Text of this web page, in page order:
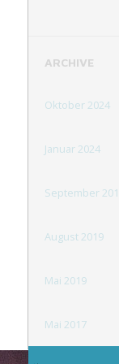
ARCHIVE
Oktober 2024
Januar 2024
September
August 2019
Mai 2019
Mai 2017